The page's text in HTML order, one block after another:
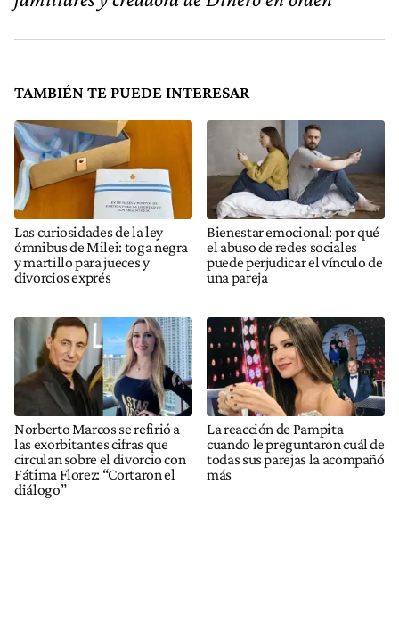
TAMBIÉN TE PUEDE INTERESAR
Las curiosidades de la ley
ómnibus de Milei: toga negra
y martillo para jueces y
divorcios exprés
Bienestar emocional: por qué
el abuso de redes sociales
puede perjudicar el vínculo de
una pareja
Norberto Marcos se refirió a
las exorbitantes cifras que
circulan sobre el divorcio con
Fátima Florez: “Cortaron el
diálogo”
La reacción de Pampita
cuando le preguntaron cuál de
todas sus parejas la acompañó
más